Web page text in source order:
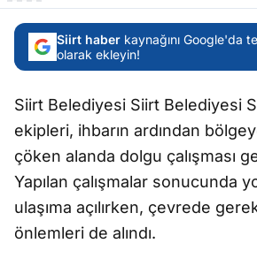
Siirt haber kaynağını Google'da
olarak ekleyin!
Siirt Belediyesi Siirt Belediyesi
ekipleri, ihbarın ardından
çöken alanda dolgu çalışması
Yapılan çalışmalar sonucunda
ulaşıma açılırken, çevrede
önlemleri de alındı.